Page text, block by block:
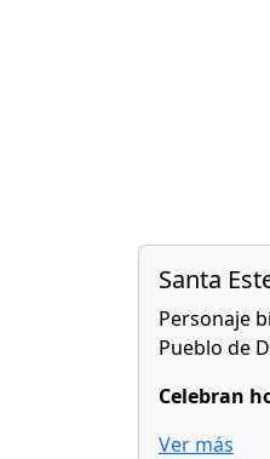
Santa
Personaje
Pueblo de
Celebran
Ver más